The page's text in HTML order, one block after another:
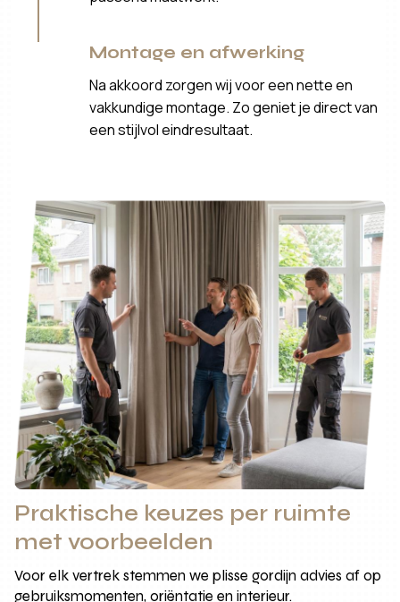
Montage en afwerking
Na akkoord zorgen wij voor een nette en
vakkundige montage. Zo geniet je direct van
een stijlvol eindresultaat.
Praktische keuzes per ruimte
met voorbeelden
Voor elk vertrek stemmen we plisse gordijn advies af op
gebruiksmomenten, oriëntatie en interieur.